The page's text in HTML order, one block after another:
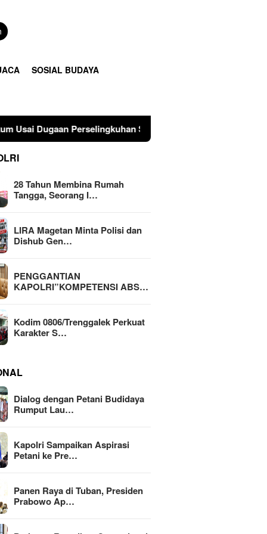
SOSIAL BUDAYA
Suami di Sulawesi Tengah
28 Tahun Membina Rumah
Tangga, Seorang I…
LIRA Magetan Minta Polisi dan
Dishub Gen…
PENGGANTIAN
KAPOLRI”KOMPETENSI ABS…
Kodim 0806/Trenggalek Perkuat
Karakter S…
Dialog dengan Petani Budidaya
Rumput Lau…
Kapolri Sampaikan Aspirasi
Petani ke Pre…
Panen Raya di Tuban, Presiden
Prabowo Ap…